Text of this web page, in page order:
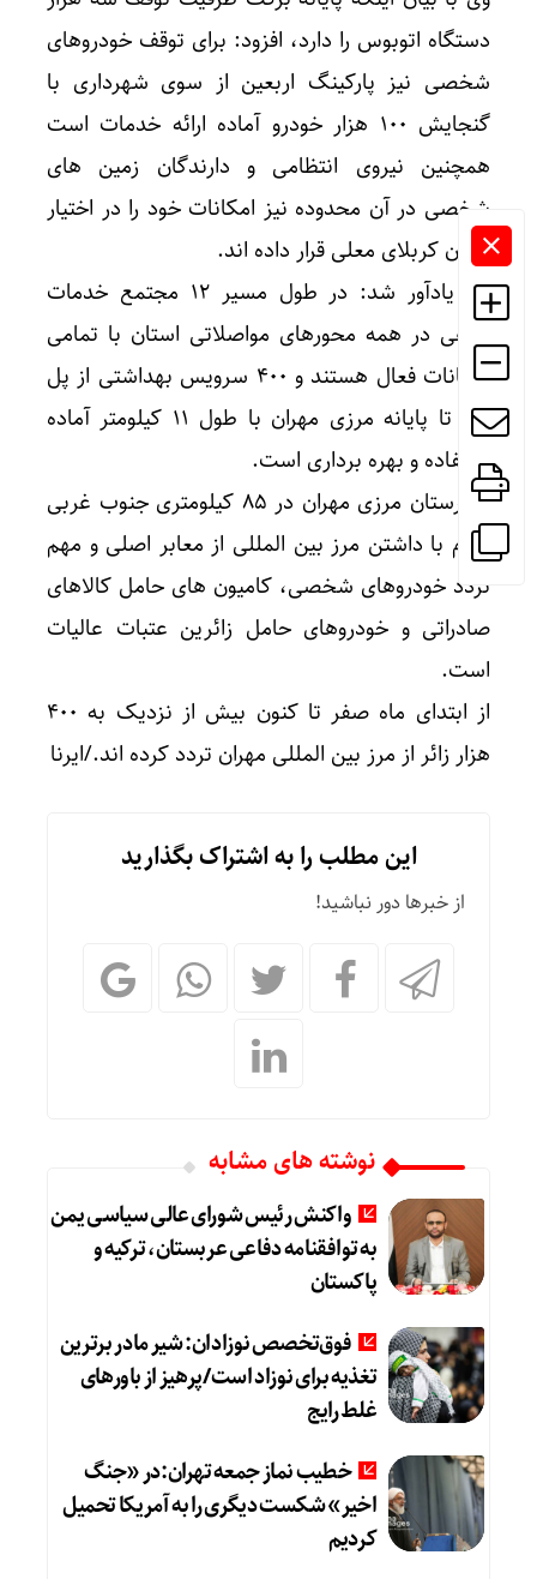
دستگاه اتوبوس را دارد، افزود: برای توقف خودروهای
شخصی نیز پارکینگ اربعین از سوی شهرداری با
گنجایش ۱۰۰ هزار خودرو آماده ارائه خدمات است
همچنین نیروی انتظامی و دارندگان زمین های
شخصی در آن محدوده نیز امکانات خود را در اختیار
زائران کربلای معلی قرار داده اند.
وی یادآور شد: در طول مسیر ۱۲ مجتمع خدمات
رفاهی در همه محورهای مواصلاتی استان با تمامی
امکانات فعال هستند و ۴۰۰ سرویس بهداشتی از پل
زائر تا پایانه مرزی مهران با طول ۱۱ کیلومتر آماده
استفاده و بهره برداری است.
شهرستان مرزی مهران در ۸۵ کیلومتری جنوب غربی
ایلام با داشتن مرز بین المللی از معابر اصلی و مهم
تردد خودروهای شخصی، کامیون های حامل کالاهای
صادراتی و خودروهای حامل زائرین عتبات عالیات
است.
از ابتدای ماه صفر تا کنون بیش از نزدیک به ۴۰۰
هزار زائر از مرز بین المللی مهران تردد کرده اند./ایرنا
این مطلب را به اشتراک بگذارید
از خبرها دور نباشید!
نوشته های مشابه
واکنش رئیس شورای عالی سیاسی یمن
به توافقنامه دفاعی عربستان، ترکیه و
پاکستان
فوق‌تخصص نوزادان: شیر مادر برترین
تغذیه برای نوزاد است/پرهیز از باورهای
غلط رایج
خطیب نماز جمعه تهران:در «جنگ
اخیر» شکست دیگری را به آمریکا تحمیل
کردیم